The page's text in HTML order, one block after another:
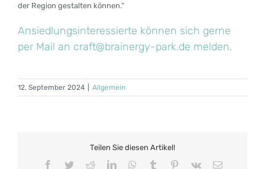
der Region gestalten können.“
Ansiedlungsinteressierte können sich gerne
per Mail an craft@brainergy-park.de melden.
12. September 2024 Allgemein
Teilen Sie diesen Artikel!
Facebook
TwitterRedditLinkedInWhatsApp
Tumblr Pinterest
Vk
E-